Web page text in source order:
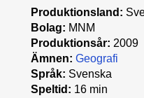
Produktionsland:
Bolag: MNM
Produktionsår: 2009
Ämnen: Geografi
Språk: Svenska
Speltid: 16 min